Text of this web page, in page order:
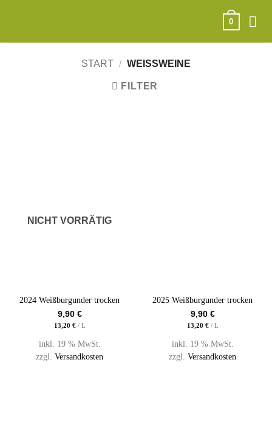
0
START / WEISSWEINE
FILTER
NICHT VORRÄTIG
2024 Weißburgunder trocken
9,90 €
13,20 €/ L
inkl. 19 % MwSt.
zzgl. Versandkosten
2025 Weißburgunder trocken
9,90 €
13,20 €/ L
inkl. 19 % MwSt.
zzgl. Versandkosten